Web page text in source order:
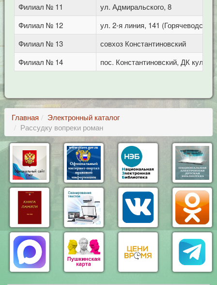
Филиал № 11
ул. Адмиральского, 8
Филиал № 12
ул. 2-я линия, 141 (Горячеводск)
Филиал № 13
совхоз Константиновский
Филиал № 14
пос. Константиновский, ДК
Главная
Электронный каталог
Рассудку вопреки роман